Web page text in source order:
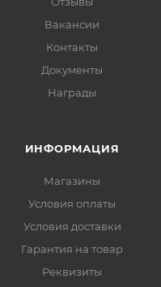
Вакансии
Контакты
Документы
Награды
ИНФОРМАЦИЯ
Магазины
Условия оплаты
Условия доставки
Гарантия на товар
Реквизиты